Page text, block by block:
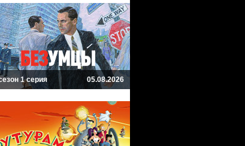
1 серия 05.08.2026